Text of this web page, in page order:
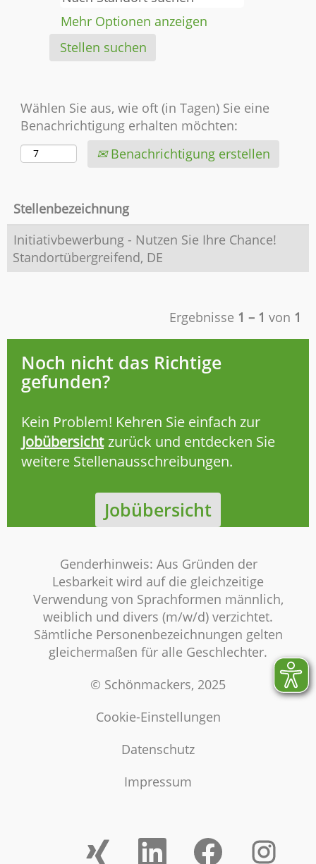
Mehr Optionen anzeigen
Wählen Sie aus, wie oft (in Tagen) Sie eine
Benachrichtigung erhalten möchten:
Benachrichtigung erstellen
Stellenbezeichnung
Initiativbewerbung - Nutzen Sie Ihre Chance!
Standortübergreifend, DE
Ergebnisse 1 – 1 von 1
Noch nicht das Richtige
gefunden?
Kein Problem! Kehren Sie einfach zur
Jobübersicht zurück und entdecken Sie
weitere Stellenausschreibungen.
Jobübersicht
Genderhinweis: Aus Gründen der
Lesbarkeit wird auf die gleichzeitige
Verwendung von Sprachformen männlich,
weiblich und divers (m/w/d) verzichtet.
Sämtliche Personenbezeichnungen gelten
gleichermaßen für alle Geschlechter.
© Schönmackers, 2025
Cookie-Einstellungen
Datenschutz
Impressum
W W W W